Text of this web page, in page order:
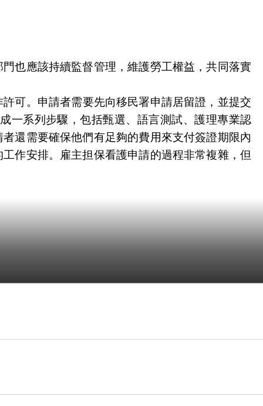
也應該持續監督管理，維護勞工權益，共同落實
許可。申請者需要先向移民署申請居留證，並提交
一系列步驟，包括甄選、語言測試、護理專業認
還需要確保他們有足夠的費用來支付簽證期限內
作安排。雇主担保看護申請的過程非常複雜，但